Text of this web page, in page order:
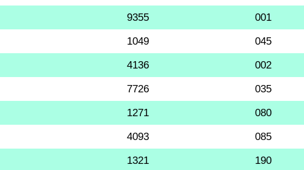
9355 001
1049 045
4136 002
7726 035
1271 080
4093 085
1321 190